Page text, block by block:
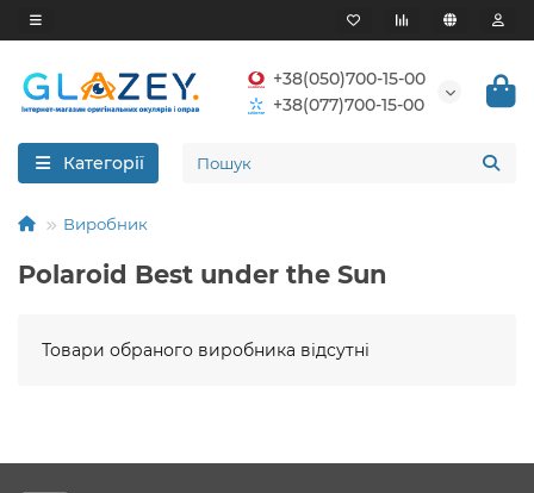
+38(050)700-15-00
+38(077)700-15-00
Категорії
Виробник
Polaroid Best under the Sun
Товари обраного виробника відсутні